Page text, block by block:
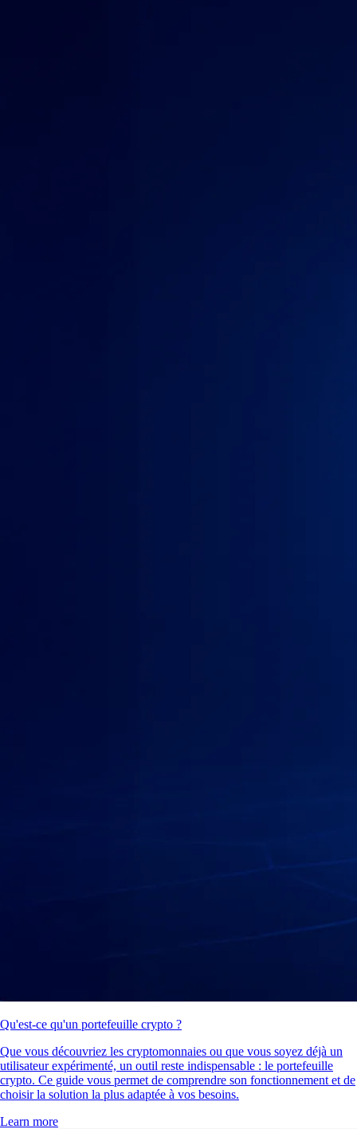
Qu'est-ce qu'un portefeuille crypto ?
Que vous découvriez les cryptomonnaies ou que vous soyez déjà un
utilisateur expérimenté, un outil reste indispensable : le portefeuille
crypto. Ce guide vous permet de comprendre son fonctionnement et de
choisir la solution la plus adaptée à vos besoins.
Learn more